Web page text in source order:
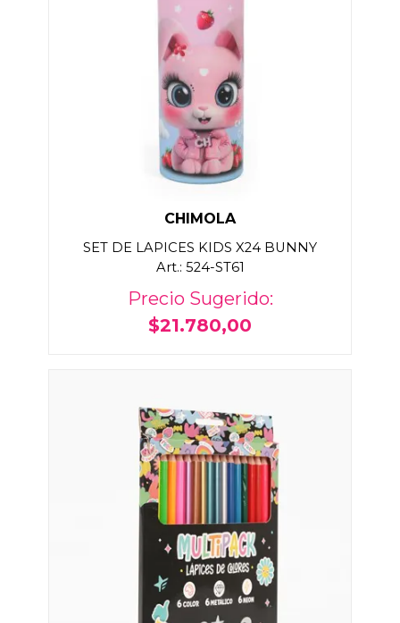
CHIMOLA
SET DE LAPICES KIDS X24 BUNNY
Art.: 524-ST61
Precio Sugerido:
$21.780,00